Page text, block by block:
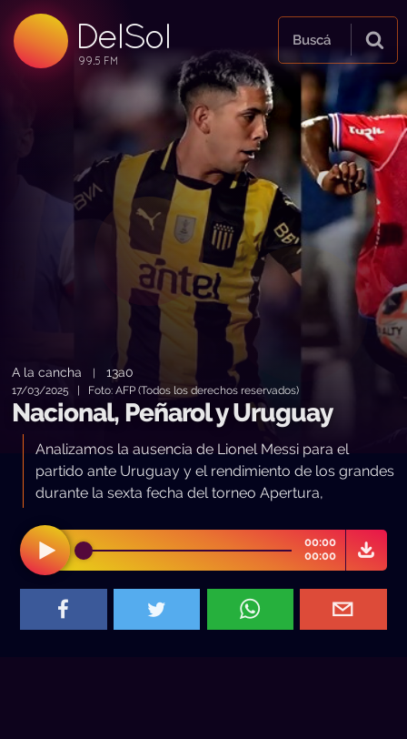
DelSol
99.5 FM
99.5 FM
99.5 FM
Buscá
A la cancha |13a0
17/03/2025 | Foto: AFP (Todos los derechos reservados)
Nacional, Peñarol y Uruguay
Analizamos la ausencia de Lionel Messi para el
partido ante Uruguay y el rendimiento de los grandes
durante la sexta fecha del torneo Apertura,
00:00
00:00